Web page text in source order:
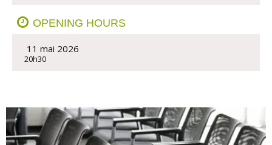
OPENING HOURS
11 mai 2026
20h30